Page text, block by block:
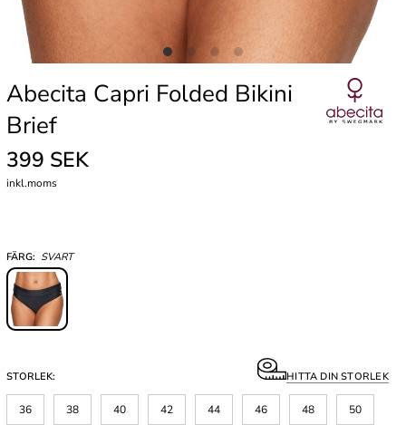
Abecita Capri Folded Bikini
Brief
399 SEK
inkl.moms
FÄRG: SVART
STORLEK: HITTA DIN STORLEK
36 38 40 42 44 46 48 50